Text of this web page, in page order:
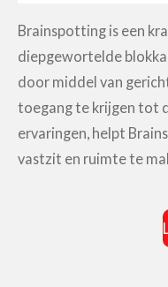
Brainspotting is een
diepgewortelde
door middel van
toegang te krijgen tot
ervaringen, helpt
vastzit en ruimte te